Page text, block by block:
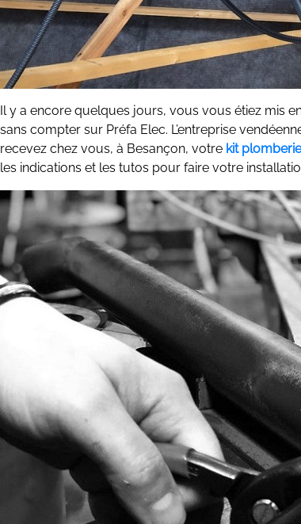
Il y a encore quelques jours, vous vous étiez mis
sans compter sur Préfa Elec. L’entreprise
recevez chez vous, à Besançon, votre kit plomberie
les indications et les tutos pour faire votre